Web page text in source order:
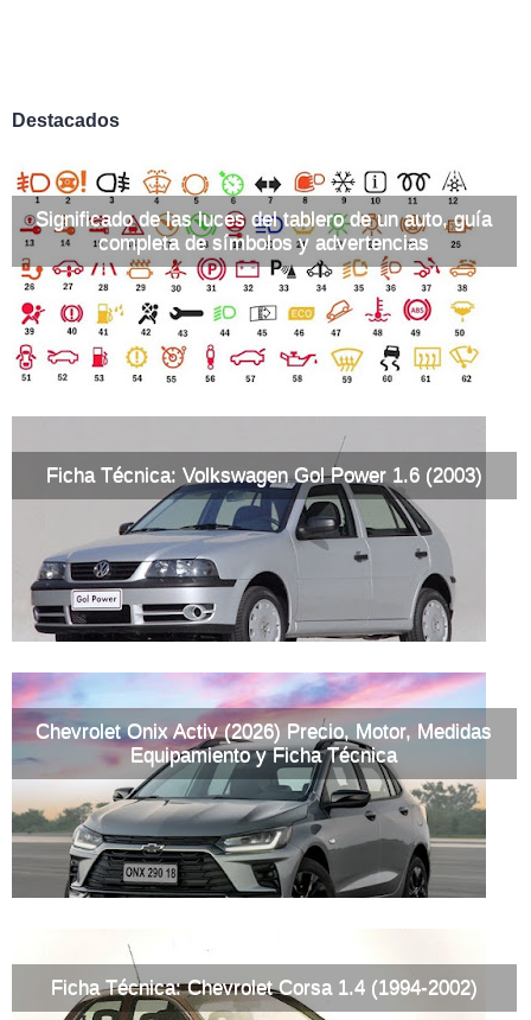
Destacados
Significado de las luces del tablero de un auto, guía
completa de símbolos y advertencias
Ficha Técnica: Volkswagen Gol Power 1.6 (2003)
Chevrolet Onix Activ (2026) Precio, Motor, Medidas
Equipamiento y Ficha Técnica
Ficha Técnica: Chevrolet Corsa 1.4 (1994-2002)